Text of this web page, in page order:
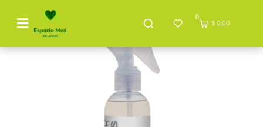
0
$ 0,00